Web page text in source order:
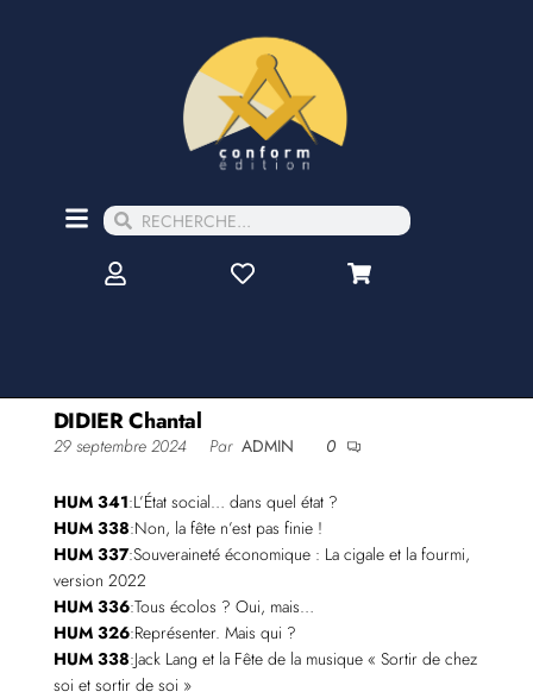
DIDIER Chantal
29 septembre 2024 Par ADMIN 0
HUM 341:L’État social… dans quel état ?
HUM 338:Non, la fête n’est pas finie !
HUM 337:Souveraineté économique : La cigale et la fourmi,
version 2022
HUM 336:Tous écolos ? Oui, mais…
HUM 326:Représenter. Mais qui ?
HUM 338:Jack Lang et la Fête de la musique « Sortir de chez
soi et sortir de soi »